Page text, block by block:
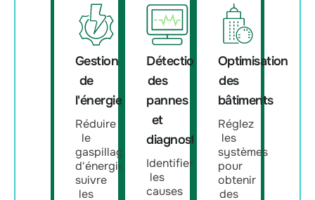
Gestion
de
l'énergie
Réduire
le
gaspillage
d'énergie,
suivre
les
Détection
des
pannes
et
diagnostic
Identifier
les
causes
Optimisation
des
bâtiments
Réglez
les
systèmes
pour
obtenir
des